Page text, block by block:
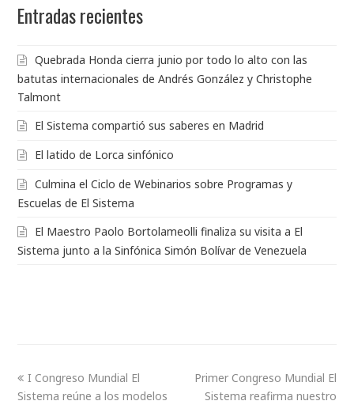
Entradas recientes
Quebrada Honda cierra junio por todo lo alto con las
batutas internacionales de Andrés González y Christophe
Talmont
El Sistema compartió sus saberes en Madrid
El latido de Lorca sinfónico
Culmina el Ciclo de Webinarios sobre Programas y
Escuelas de El Sistema
El Maestro Paolo Bortolameolli finaliza su visita a El
Sistema junto a la Sinfónica Simón Bolívar de Venezuela
I Congreso Mundial El
Sistema reúne a los modelos
Primer Congreso Mundial El
Sistema reafirma nuestro